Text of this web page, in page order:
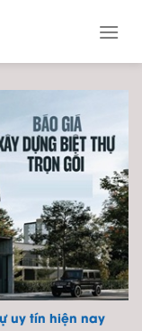
uy tín hiện nay